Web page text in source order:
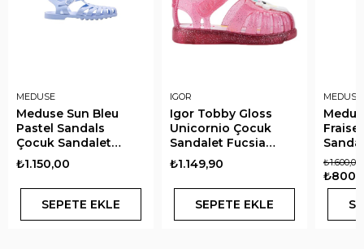
MEDUSE
Meduse Sun Bleu
Pastel Sandals
Çocuk Sandalet
Pastel Mavi
₺1.150,00
SEPETE EKLE
IGOR
Igor Tobby Gloss
Unicornio Çocuk
Sandalet Fucsia
Glitter
₺1.149,90
SEPETE EKLE
MEDUSE
Fraise
₺1.600,00